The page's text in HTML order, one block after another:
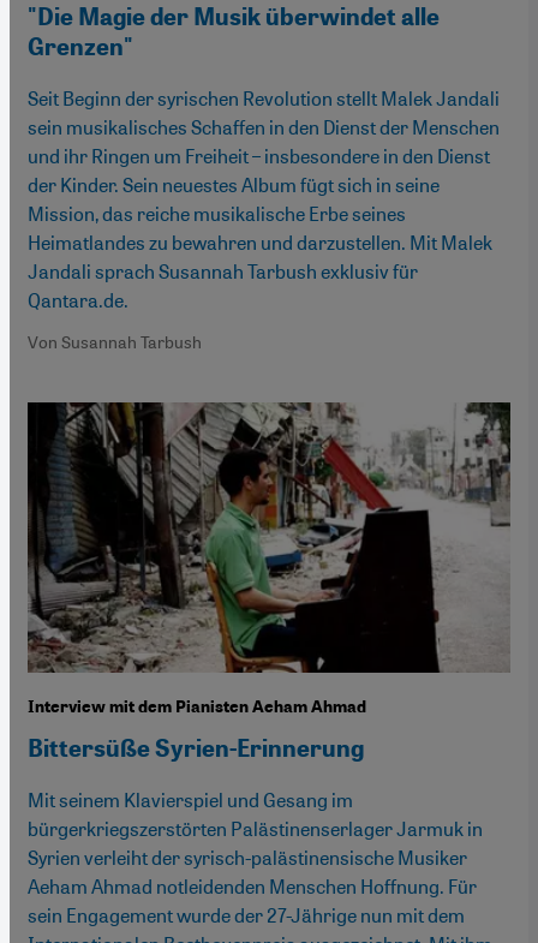
"Die Magie der Musik überwindet alle
Grenzen"
Seit Beginn der syrischen Revolution stellt Malek Jandali
sein musikalisches Schaffen in den Dienst der Menschen
und ihr Ringen um Freiheit – insbesondere in den Dienst
der Kinder. Sein neuestes Album fügt sich in seine
Mission, das reiche musikalische Erbe seines
Heimatlandes zu bewahren und darzustellen. Mit Malek
Jandali sprach Susannah Tarbush exklusiv für
Qantara.de.
Von Susannah Tarbush
Interview mit dem Pianisten Aeham Ahmad
Bittersüße Syrien-Erinnerung
Mit seinem Klavierspiel und Gesang im
bürgerkriegszerstörten Palästinenserlager Jarmuk in
Syrien verleiht der syrisch-palästinensische Musiker
Aeham Ahmad notleidenden Menschen Hoffnung. Für
sein Engagement wurde der 27-Jährige nun mit dem